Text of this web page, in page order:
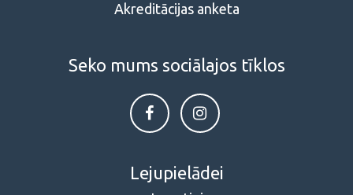
Akreditācijas anketa
Seko mums sociālajos tīklos
Lejupielādei